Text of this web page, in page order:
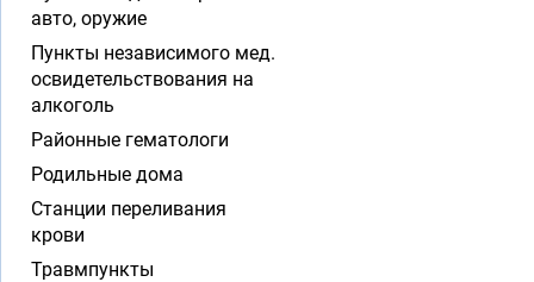
авто, оружие
Пункты независимого мед.
освидетельствования на
алкоголь
Районные гематологи
Родильные дома
Станции переливания
крови
Травмпункты